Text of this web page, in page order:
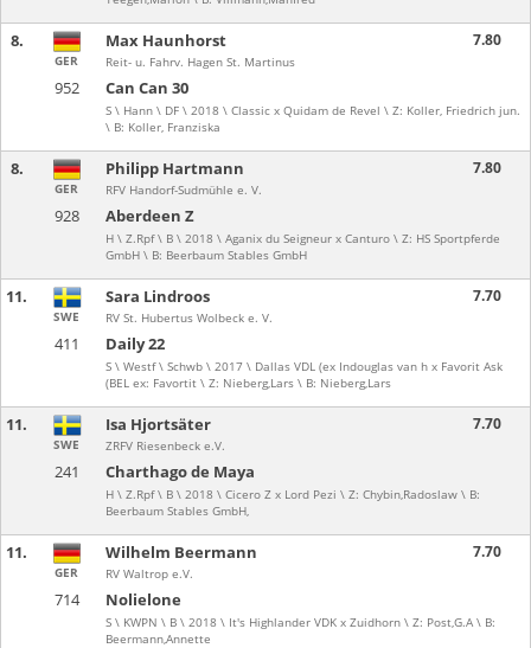
8.
952 Can Can 30
S \ Hann \ DF \ 2018 \ Classic x Quidam de Revel \ Z: Koller, Friedrich jun.
\ B: Koller, Franziska
GER
Max Haunhorst
Reit- u. Fahrv. Hagen St. Martinus
7.80
8.
928 Aberdeen Z
H \ Z.Rpf \ B \ 2018 \ Aganix du Seigneur x Canturo \ Z: HS Sportpferde
GmbH \ B: Beerbaum Stables GmbH
GER
Philipp Hartmann
RFV Handorf-Sudmühle e. V.
7.80
11.
411 Daily 22
S \ Westf \ Schwb \ 2017 \ Dallas VDL (ex Indouglas van h x Favorit Ask
(BEL ex: Favortit \ Z: Nieberg,Lars \ B: Nieberg,Lars
SWE
Sara Lindroos
RV St. Hubertus Wolbeck e. V.
7.70
11.
241 Charthago de Maya
H \ Z.Rpf \ B \ 2018 \ Cicero Z x Lord Pezi \ Z: Chybin,Radoslaw \ B:
Beerbaum Stables GmbH,
SWE
Isa Hjortsäter
ZRFV Riesenbeck e.V.
7.70
11.
714 Nolielone
S \ KWPN \ B \ 2018 \ It's Highlander VDK x Zuidhorn \ Z: Post,G.A \ B:
Beermann,Annette
GER
Wilhelm Beermann
RV Waltrop e.V.
7.70